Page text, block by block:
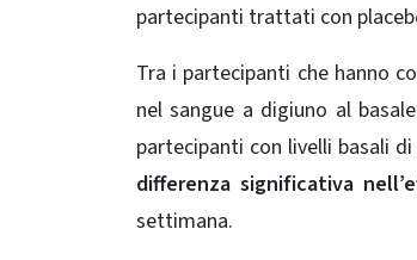
partecipanti trattati con
Tra i partecipanti che hanno
nel sangue a digiuno al
partecipanti con livelli basali
differenza significativa
settimana.